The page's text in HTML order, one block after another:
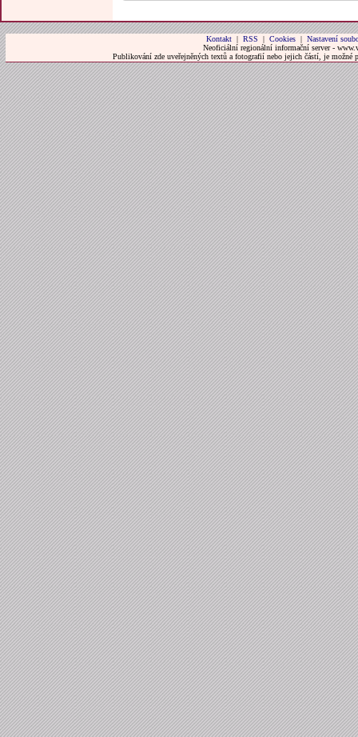
Kontakt| RSS | Cookies| Nastavení
Neoficiální regionální informační server -
Publikování zde uveřejněných textů a fotografií nebo jejich částí, je možné